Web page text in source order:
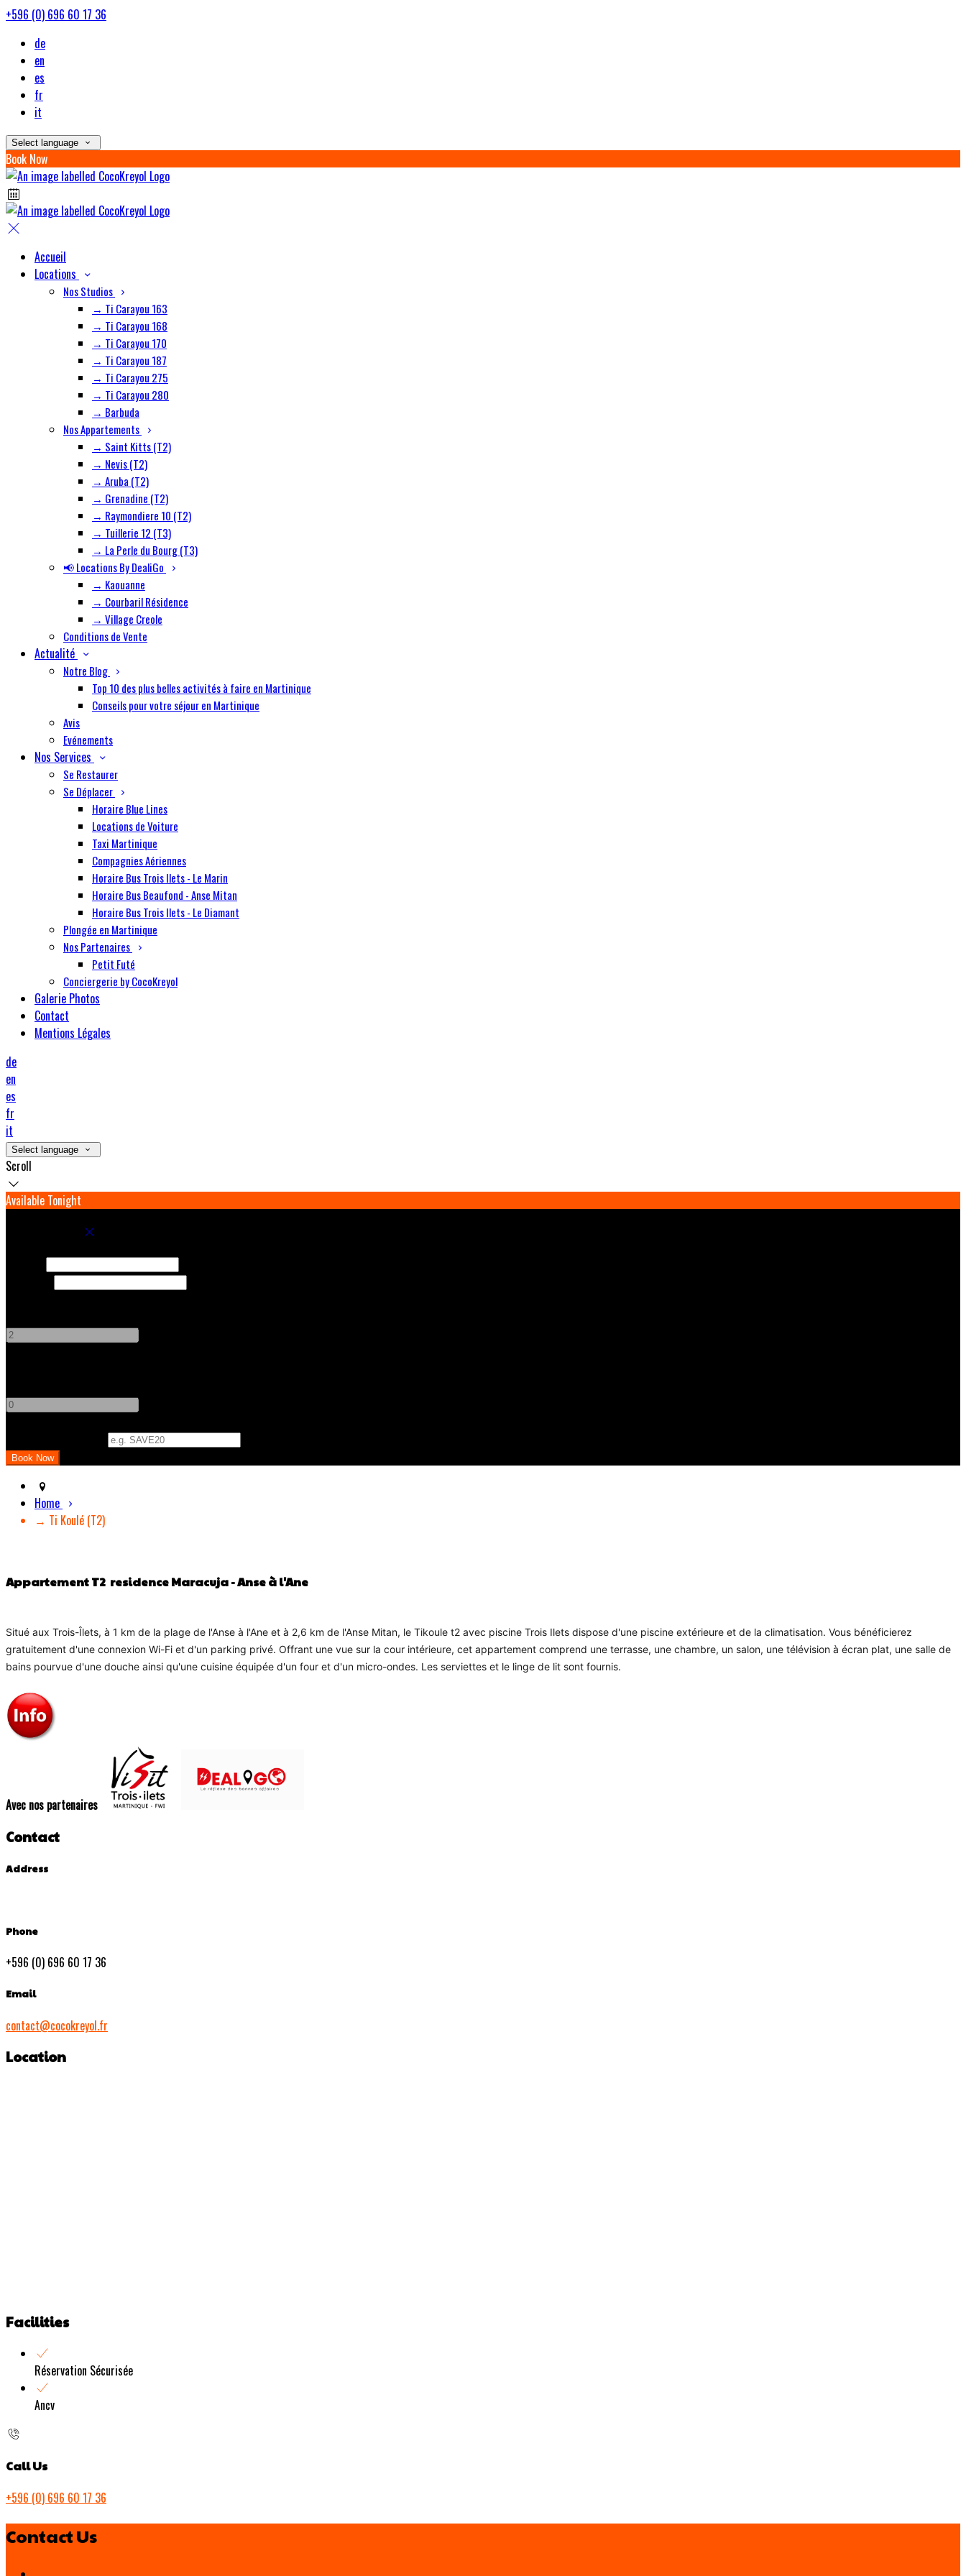
+596 (0) 696 60 17 36
de
en
es
fr
it
Select language
Book Now
Accueil
Locations
Nos Studios
→ Ti Carayou 163
→ Ti Carayou 168
→ Ti Carayou 170
→ Ti Carayou 187
→ Ti Carayou 275
→ Ti Carayou 280
→ Barbuda
Nos Appartements
→ Saint Kitts (T2)
→ Nevis (T2)
→ Aruba (T2)
→ Grenadine (T2)
→ Raymondiere 10 (T2)
→ Tuillerie 12 (T3)
→ La Perle du Bourg (T3)
📢 Locations By DealiGo
→ Kaouanne
→ Courbaril Résidence
→ Village Creole
Conditions de Vente
Actualité
Notre Blog
Top 10 des plus belles activités à faire en Martinique
Conseils pour votre séjour en Martinique
Avis
Evénements
Nos Services
Se Restaurer
Se Déplacer
Horaire Blue Lines
Locations de Voiture
Taxi Martinique
Compagnies Aériennes
Horaire Bus Trois Ilets - Le Marin
Horaire Bus Beaufond - Anse Mitan
Horaire Bus Trois Ilets - Le Diamant
Plongée en Martinique
Nos Partenaires
Petit Futé
Conciergerie by CocoKreyol
Galerie Photos
Contact
Mentions Légales
de
en
es
fr
it
Select language
Scroll
Available Tonight
Home
→ Ti Koulé (T2)
Appartement T2 residence Maracuja - Anse à l'Ane
Situé aux Trois-Îlets, à 1 km de la plage de l'Anse à l'Ane et à 2,6 km de l'Anse Mitan, le Tikoule t2 avec piscine Trois Ilets dispose d'une piscine extérieure et de la climatisation. Vous bénéficierez
gratuitement d'une connexion Wi-Fi et d'un parking privé. Offrant une vue sur la cour intérieure, cet appartement comprend une terrasse, une chambre, un salon, une télévision à écran plat, une salle de
bains pourvue d'une douche ainsi qu'une cuisine équipée d'un four et d'un micro-ondes. Les serviettes et le linge de lit sont fournis.
Avec nos partenaires
Contact
Address
Phone
+596 (0) 696 60 17 36
Email
contact@cocokreyol.fr
Location
Facilities
Réservation Sécurisée
Ancv
Call Us
+596 (0) 696 60 17 36
Contact Us